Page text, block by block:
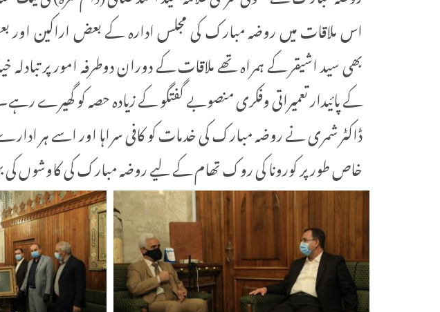
اس ملاقات میں روضہ مبارک کی مجلس ادارہ کے بعض اراکین
بھی سید اشیقر کے ہمراہ تھے ملاقات کے دوران دوطرفہ امور پر
کے پائیدار تعمیراتی وفکری منصوبے گفتگو کے زیادہ حصہ کو گھیرے
ڈاکٹر شمری نے روضہ مبارک کی خدمات کو کافی سراہا اور اسے ہر
خاص طور پر کورونا کی روک تھام کے لیے روضہ مبارک کی کاوشوں